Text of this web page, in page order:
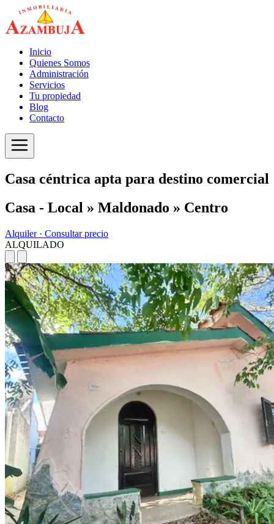
Inicio
Quienes Somos
Administración
Servicios
Tu propiedad
Blog
Contacto
Casa céntrica apta para destino comercial
Casa - Local » Maldonado » Centro
Alquiler · Consultar precio
ALQUILADO